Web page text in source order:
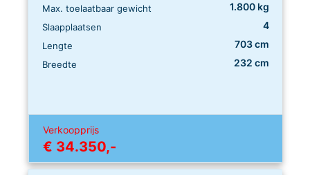
Max. toelaatbaar gewicht 1.800 kg
Slaapplaatsen 4
Lengte 703 cm
Breedte 232 cm
Verkoopprijs
€ 34.350,-